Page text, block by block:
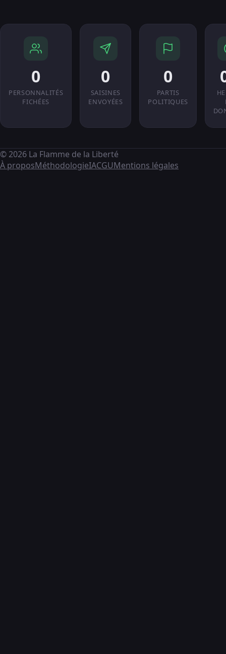
0
PERSONNALITÉS
FICHÉES
0
SAISINES
ENVOYÉES
0
PARTIS
POLITIQUES
© 2026 La Flamme de la Liberté
À proposMéthodologieIACGUMentions légales